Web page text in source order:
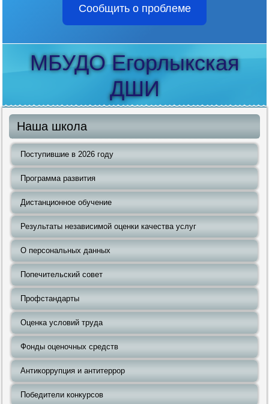
Сообщить о проблеме
МБУДО Егорлыкская
ДШИ
Наша школа
Поступившие в 2026 году
Программа развития
Дистанционное обучение
Результаты независимой оценки качества услуг
О персональных данных
Попечительский совет
Профстандарты
Оценка условий труда
Фонды оценочных средств
Антикоррупция и антитеррор
Победители конкурсов